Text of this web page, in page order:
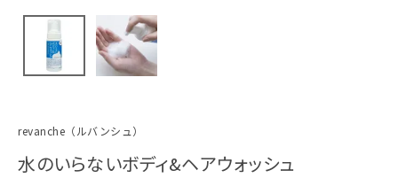
revanche（ルバンシュ）
水のいらないボディ&ヘアウォッシュ